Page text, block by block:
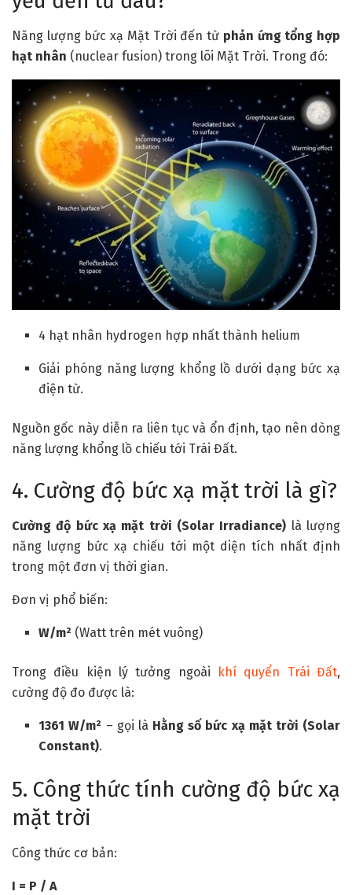
Năng lượng bức xạ Mặt Trời đến từ phản ứng tổng hợp
hạt nhân (nuclear fusion) trong lõi Mặt Trời. Trong đó:
4 hạt nhân hydrogen hợp nhất thành helium
Giải phóng năng lượng khổng lồ dưới dạng bức xạ
điện từ.
Nguồn gốc này diễn ra liên tục và ổn định, tạo nên dòng
năng lượng khổng lồ chiếu tới Trái Đất.
4. Cường độ bức xạ mặt trời là gì?
Cường độ bức xạ mặt trời (Solar Irradiance) là lượng
năng lượng bức xạ chiếu tới một diện tích nhất định
trong một đơn vị thời gian.
Đơn vị phổ biến:
W/m² (Watt trên mét vuông)
Trong điều kiện lý tưởng ngoài khí quyển Trái Đất,
cường độ đo được là:
1361 W/m² – gọi là Hằng số bức xạ mặt trời (Solar
Constant).
5. Công thức tính cường độ bức xạ
mặt trời
Công thức cơ bản:
I = P / A